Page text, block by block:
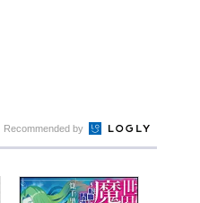
Recommended by